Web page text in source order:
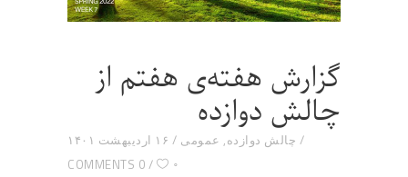
گزارش هفته‌ی هفتم از
چالش دوازده
۱۶ اردیبهشت ۱۴۰۱ چالش دوازده, عمومی
0 COMMENTS
۰